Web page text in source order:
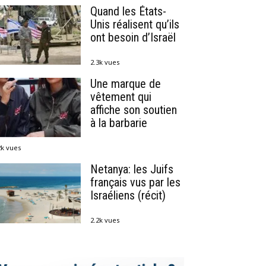
Quand les États-
Unis réalisent qu’ils
ont besoin d’Israël
2.3k vues
Une marque de
vêtement qui
affiche son soutien
à la barbarie
vues
Netanya: les Juifs
français vus par les
Israéliens (récit)
2.2k vues